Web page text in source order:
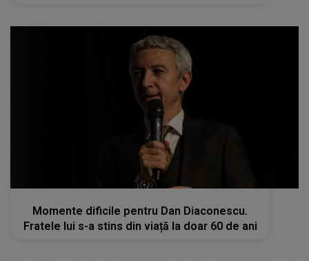
kanald2.ro
Momente dificile pentru Dan Diaconescu.
Fratele lui s-a stins din viață la doar 60 de ani